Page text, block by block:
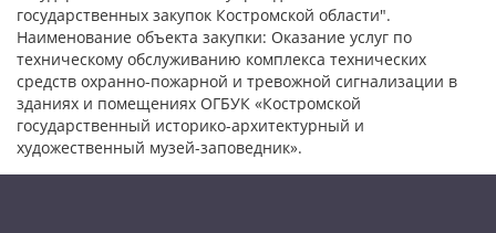
государственных закупок Костромской области".
Наименование объекта закупки: Оказание услуг по
техническому обслуживанию комплекса технических
средств охранно-пожарной и тревожной сигнализации в
зданиях и помещениях ОГБУК «Костромской
государственный историко-архитектурный и
художественный музей-заповедник».